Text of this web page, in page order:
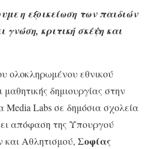
η εξοικείωση των παιδιών
γνώση, κριτική σκέψη και
ολοκληρωμένου εθνικού
δημιουργίας στην
Labs σε δημόσια σχολεία
απόφαση της Υπουργού
Αθλητισμού, Σοφίας